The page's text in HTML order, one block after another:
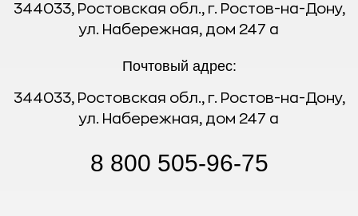
344033, Ростовская обл., г. Ростов-на-Дону,
ул. Набережная, дом 247 а
Почтовый адрес:
344033, Ростовская обл., г. Ростов-на-Дону,
ул. Набережная, дом 247 а
8 800 505-96-75